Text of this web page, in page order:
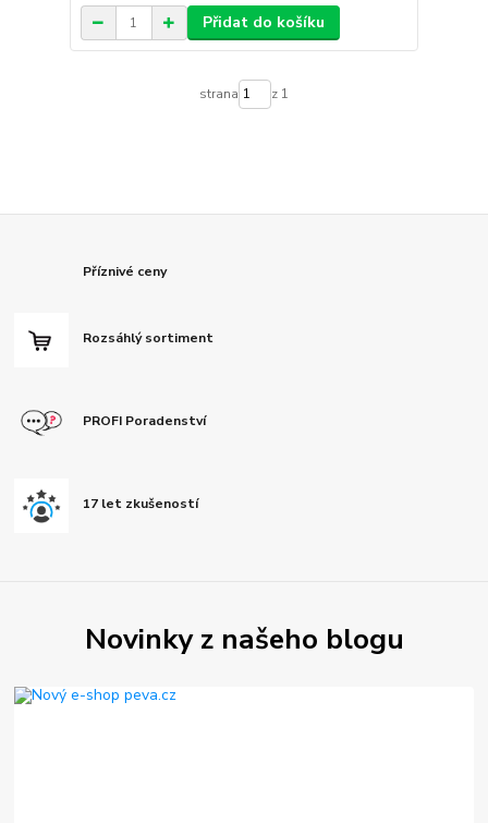
Přidat do košíku
strana z 1
Příznivé ceny
Rozsáhlý sortiment
PROFI Poradenství
17 let zkušeností
Novinky z našeho blogu